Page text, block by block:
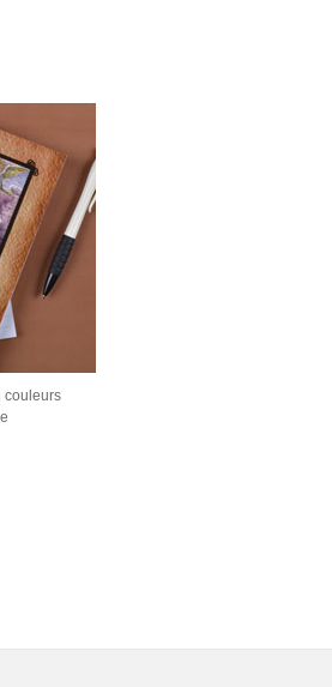
couleurs